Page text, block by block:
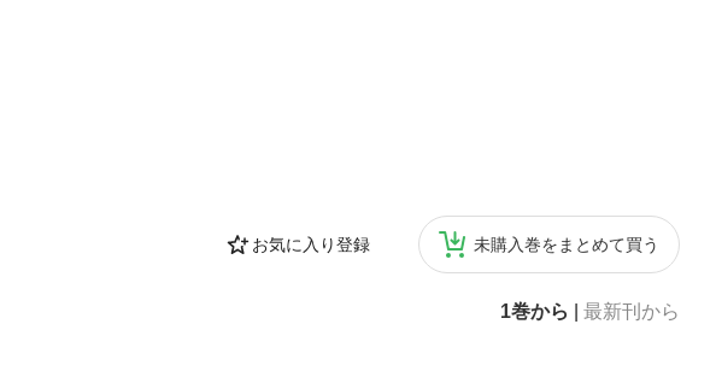
お気に入り登録 未購入巻をまとめて買う
1巻から 最新刊から